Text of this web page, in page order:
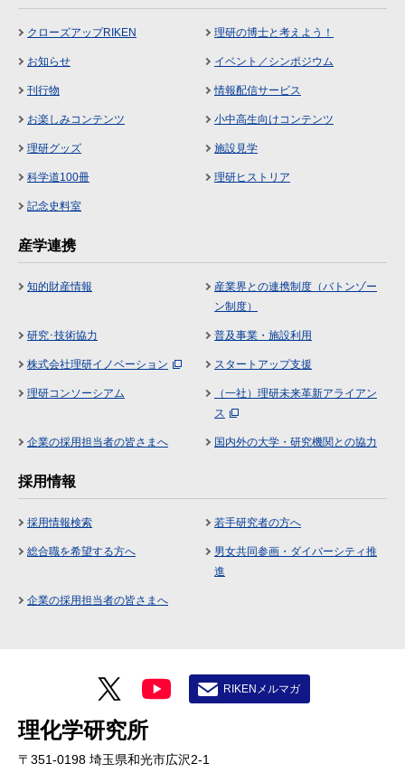
クローズアップRIKEN 理研の博士と考えよう！
お知らせ イベント／シンポジウム
刊行物 情報配信サービス
お楽しみコンテンツ 小中高生向けコンテンツ
理研グッズ 施設見学
科学道100冊 理研ヒストリア
記念史料室
産学連携
知的財産情報
産業界との連携制度（バトンゾー
ン制度）
研究･技術協力 普及事業・施設利用
株式会社理研イノベーション スタートアップ支援
理研コンソーシアム
（一社）理研未来革新アライアン
ス
企業の採用担当者の皆さまへ 国内外の大学・研究機関との協力
採用情報
採用情報検索 若手研究者の方へ
総合職を希望する方へ
男女共同参画・ダイバーシティ推
進
企業の採用担当者の皆さまへ
理化学研究所
〒351-0198 埼玉県和光市広沢2-1
RIKENメルマガ